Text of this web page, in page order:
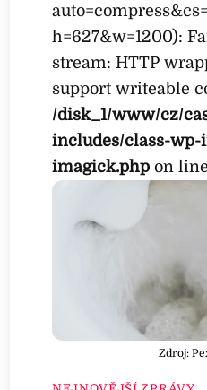
h=627&w=1200):
stream: HTTP
support writeable
/disk_1/www/cz/
includes/class-wp-
imagick.php on line
Zdroj: